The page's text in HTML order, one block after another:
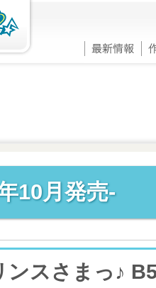
10月発売-
スさまっ♪